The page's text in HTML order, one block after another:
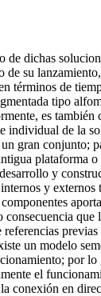
de dichas
de su
términos de
tipo
es también
individual de la
gran conjunto;
plataforma
y
y externos
que
previas
un modelo
por lo
el
conexión en